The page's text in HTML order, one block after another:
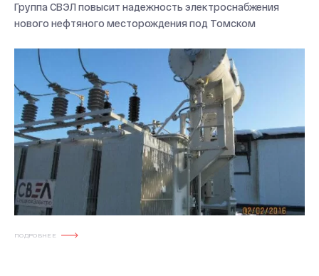
ПОДРОБНЕЕ
Группа СВЭЛ повысит надежность электроснабжения
нового нефтяного месторождения под Томском